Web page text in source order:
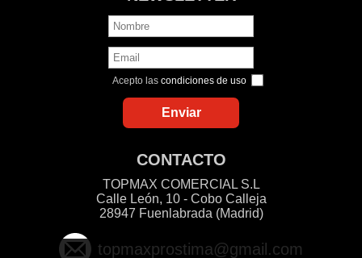
Acepto las condiciones de uso
CONTACTO
TOPMAX COMERCIAL S.L
Calle León, 10 - Cobo Calleja
28947 Fuenlabrada (Madrid)
topmaxprostima@gmail.com